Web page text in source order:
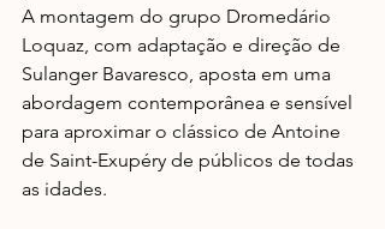
A montagem do grupo ​Dromedário
Loquaz, com adaptação e direção de
Sulanger Bavaresco, aposta em uma
abordagem contemporânea e sensível
para aproximar o clássico de Antoine
de Saint-Exupéry de públicos de todas
as idades.